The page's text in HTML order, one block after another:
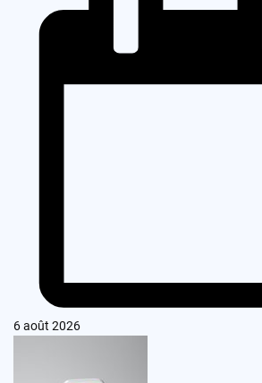
6 août 2026